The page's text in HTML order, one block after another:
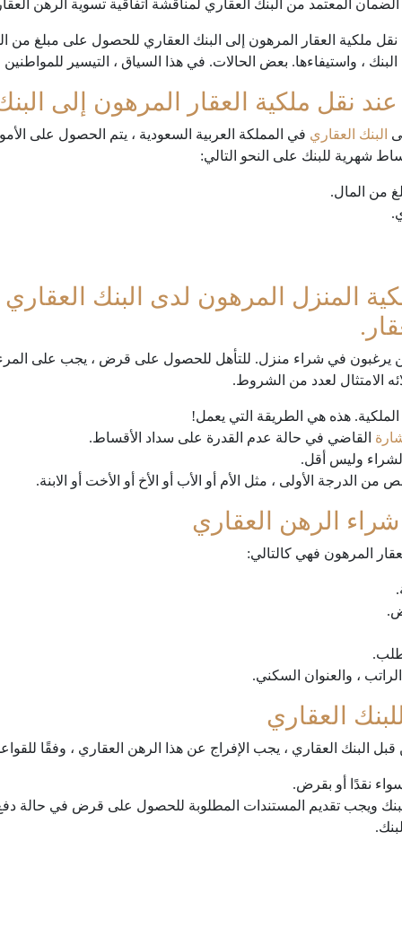
ملكية العقار المرهون إلى البنك العقاري للحصول على مبلغ من
، واستيفاءها. بعض الحالات. في هذا السياق ، التيسير
عند نقل ملكية العقار المرهون إلى
البنك العقاري في المملكة العربية السعودية ، يتم الحصول على
شهرية للبنك على النحو التالي:
من المال.
المنزل المرهون لدى البنك العقاري
في شراء منزل. للتأهل للحصول على قرض ، يجب على المرء
الامتثال لعدد من الشروط.
هذه هي الطريقة التي يعمل!
القاضي في حالة عدم القدرة على سداد الأقساط.
وليس أقل.
الدرجة الأولى ، مثل الأم أو الأب أو الأخ أو الأخت أو الابنة.
الرهن العقاري
المرهون فهي كالتالي:
، والعنوان السكني.
العقاري
البنك العقاري ، يجب الإفراج عن هذا الرهن العقاري ، وفقًا
نقدًا أو بقرض.
ويجب تقديم المستندات المطلوبة للحصول على قرض في حالة دفع